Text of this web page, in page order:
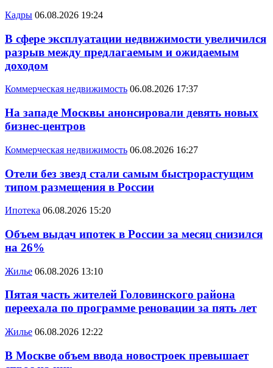
Кадры 06.08.2026 19:24
В сфере эксплуатации недвижимости увеличился
разрыв между предлагаемым и ожидаемым
доходом
Коммерческая недвижимость 06.08.2026 17:37
На западе Москвы анонсировали девять новых
бизнес-центров
Коммерческая недвижимость 06.08.2026 16:27
Отели без звезд стали самым быстрорастущим
типом размещения в России
Ипотека 06.08.2026 15:20
Объем выдач ипотек в России за месяц снизился
на 26%
Жилье 06.08.2026 13:10
Пятая часть жителей Головинского района
переехала по программе реновации за пять лет
Жилье 06.08.2026 12:22
В Москве объем ввода новостроек превышает